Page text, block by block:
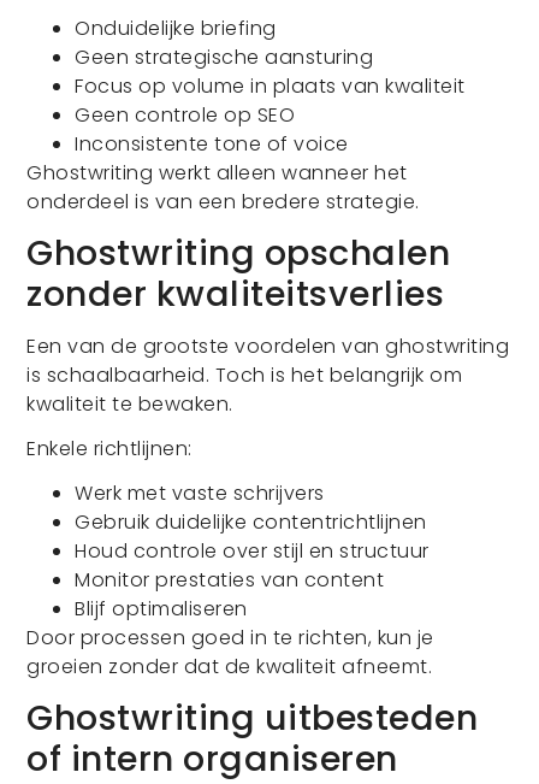
Onduidelijke briefing
Geen strategische aansturing
Focus op volume in plaats van kwaliteit
Geen controle op SEO
Inconsistente tone of voice
Ghostwriting werkt alleen wanneer het
onderdeel is van een bredere strategie.
Ghostwriting opschalen
zonder kwaliteitsverlies
Een van de grootste voordelen van ghostwriting
is schaalbaarheid. Toch is het belangrijk om
kwaliteit te bewaken.
Enkele richtlijnen:
Werk met vaste schrijvers
Gebruik duidelijke contentrichtlijnen
Houd controle over stijl en structuur
Monitor prestaties van content
Blijf optimaliseren
Door processen goed in te richten, kun je
groeien zonder dat de kwaliteit afneemt.
Ghostwriting uitbesteden
of intern organiseren